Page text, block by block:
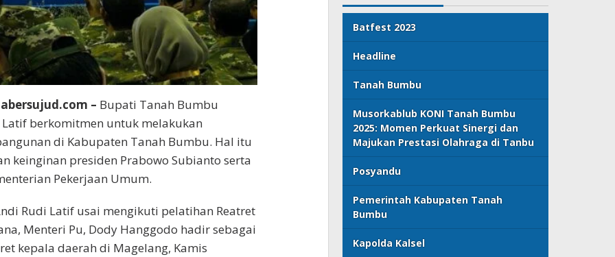
– Bupati Tanah Bumbu
berkomitmen untuk melakukan
di Kabupaten Tanah Bumbu. Hal itu
keinginan presiden Prabowo Subianto serta
Pekerjaan Umum.
Rudi Latif usai mengikuti pelatihan Reatret
Menteri Pu, Dody Hanggodo hadir sebagai
kepala daerah di Magelang, Kamis
Batfest 2023
Headline
Tanah Bumbu
Musorkablub KONI Tanah Bumbu
2025: Momen Perkuat Sinergi dan
Majukan Prestasi Olahraga di Tanbu
Posyandu
Pemerintah Kabupaten Tanah
Bumbu
Kapolda Kalsel